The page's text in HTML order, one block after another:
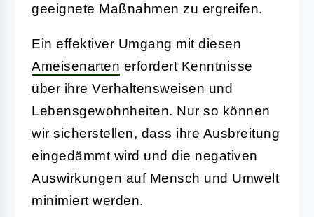
geeignete Maßnahmen zu ergreifen.
Ein effektiver Umgang mit diesen
Ameisenarten erfordert Kenntnisse
über ihre Verhaltensweisen und
Lebensgewohnheiten. Nur so können
wir sicherstellen, dass ihre Ausbreitung
eingedämmt wird und die negativen
Auswirkungen auf Mensch und Umwelt
minimiert werden.